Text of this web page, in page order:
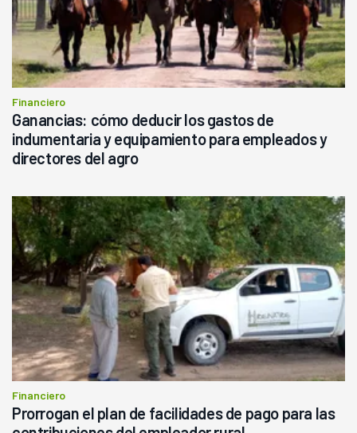
Financiero
Ganancias: cómo deducir los gastos de
indumentaria y equipamiento para empleados y
directores del agro
Financiero
Prorrogan el plan de facilidades de pago para las